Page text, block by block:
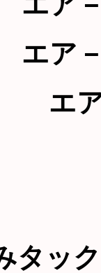
エア
エ
タッ